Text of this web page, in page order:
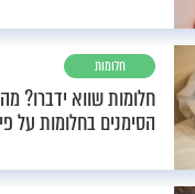
חלומות
חלומות שווא ידברו?
הסימנים בחלומות על